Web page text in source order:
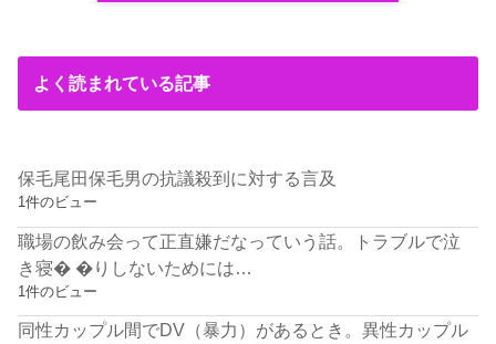
よく読まれている記事
保毛尾田保毛男の抗議殺到に対する言及
1件のビュー
職場の飲み会って正直嫌だなっていう話。トラブルで泣
き寝� �りしないためには…
1件のビュー
同性カップル間でDV（暴力）があるとき。異性カップル